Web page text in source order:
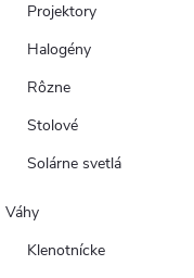
Projektory
Halogény
Rôzne
Stolové
Solárne svetlá
Váhy
Klenotnícke